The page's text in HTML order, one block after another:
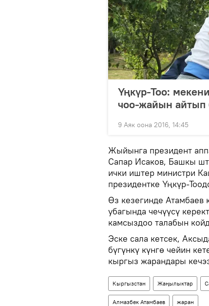
Үңкүр-Тоо:
чоо-жайын айтып
9 Аяк оона 2016, 14:45
Жыйынга президент
Сапар Исаков, Башкы
ички иштер министри
президентке Үңкүр-
Өз кезегинде Атамбаев
убагында чечүүсү
камсыздоо талабын
Эске сала кетсек,
бүгүнкү күнгө чейин
кыргыз жарандары
Кыргызстан Жаңылыктар
Алмазбек Атамбаев жаран